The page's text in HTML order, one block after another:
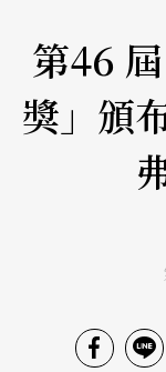
第46
獎」頒